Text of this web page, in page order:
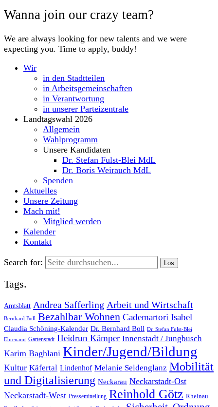
Wanna join our crazy team?
We are always looking for new talents and we were
expecting you. Time to apply, buddy!
Wir
in den Stadtteilen
in Arbeitsgemeinschaften
in Verantwortung
in unserer Parteizentrale
Landtagswahl 2026
Allgemein
Wahlprogramm
Unsere Kandidaten
Dr. Stefan Fulst-Blei MdL
Dr. Boris Weirauch MdL
Spenden
Aktuelles
Unsere Zeitung
Mach mit!
Mitglied werden
Kalender
Kontakt
Search for:
Tags.
Amtsblatt Andrea Safferling Arbeit und Wirtschaft
Bernhard Boll Bezahlbar Wohnen Cademartori Isabel
Claudia Schöning-Kalender Dr. Bernhard Boll Dr. Stefan Fulst-Blei
Ehrenamt Gartenstadt Heidrun Kämper Innenstadt / Jungbusch
Karim Baghlani Kinder/Jugend/Bildung
Kultur Käfertal Lindenhof Melanie Seidenglanz Mobilität
und Digitalisierung Neckarau Neckarstadt-Ost
Neckarstadt-West Pressemitteilung Reinhold Götz Rheinau